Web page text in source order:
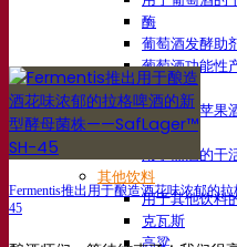
酶
葡萄酒发酵助
葡萄酒功能性
苹果酒
用于制作苹果
烈酒
用于烈酒的干
其他饮料
用于其他饮料
克瓦斯
Fermentis推出用于酿造酒花味浓郁的
45